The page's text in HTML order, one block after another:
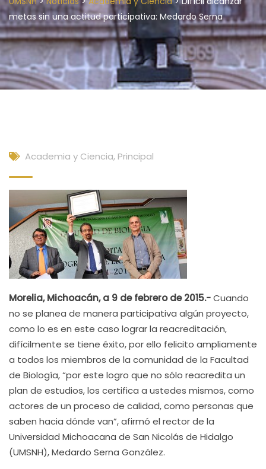
metas sin una actitud participativa: Medardo Serna
Academia y Ciencia, Principal
Morelia, Michoacán, a 9 de febrero de 2015.-Cuando
no se planea de manera participativa algún proyecto,
como lo es en este caso lograr la reacreditación,
difícilmente se tiene éxito, por ello felicito ampliamente
a todos los miembros de la comunidad de la Facultad
de Biología, “por este logro que no sólo reacredita un
plan de estudios, los certifica a ustedes mismos, como
actores de un proceso de calidad, como personas que
saben hacia dónde van”, afirmó el rector de la
Universidad Michoacana de San Nicolás de Hidalgo
(UMSNH), Medardo Serna González.